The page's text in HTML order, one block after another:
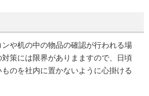
や机の中の物品の確認が行われる場
策には限界がありまますので、日頃
のを社内に置かないように心掛ける